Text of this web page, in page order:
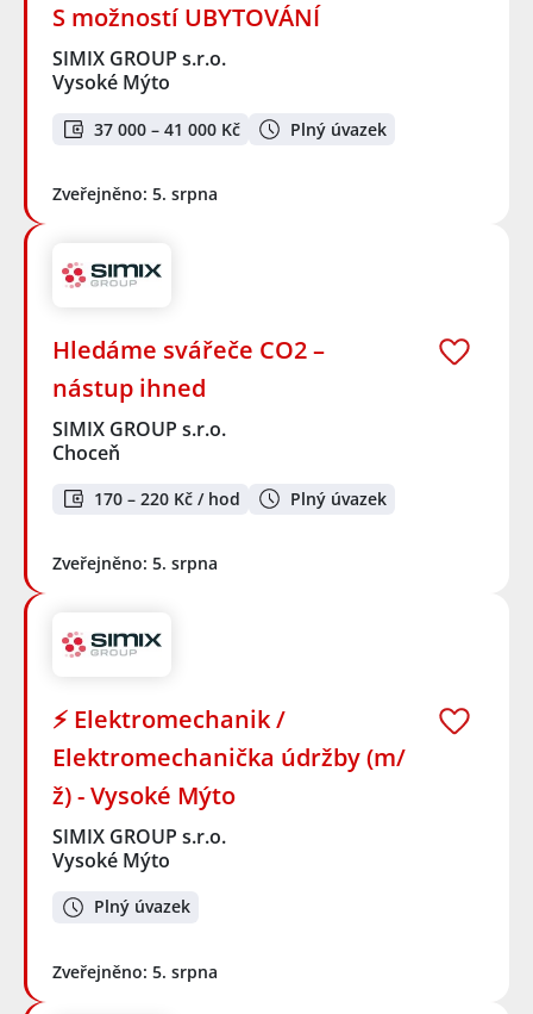
S možností UBYTOVÁNÍ
SIMIX GROUP s.r.o.
Vysoké Mýto
37 000 – 41 000 Kč Plný úvazek
Zveřejněno: 5. srpna
Hledáme svářeče CO2 –
nástup ihned
SIMIX GROUP s.r.o.
Choceň
170 – 220 Kč / hod Plný úvazek
Zveřejněno: 5. srpna
⚡ Elektromechanik /
Elektromechanička údržby (m/
ž) - Vysoké Mýto
SIMIX GROUP s.r.o.
Vysoké Mýto
Plný úvazek
Zveřejněno: 5. srpna